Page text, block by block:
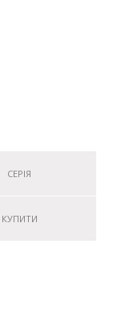
СЕРІЯ
КУПИТИ